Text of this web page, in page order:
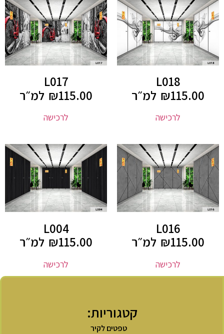
L018
₪115.00 למ״ר
לרכישה
L017
₪115.00 למ״ר
לרכישה
L016
₪115.00 למ״ר
לרכישה
L004
₪115.00 למ״ר
לרכישה
קטגוריות:
טפטים לקיר